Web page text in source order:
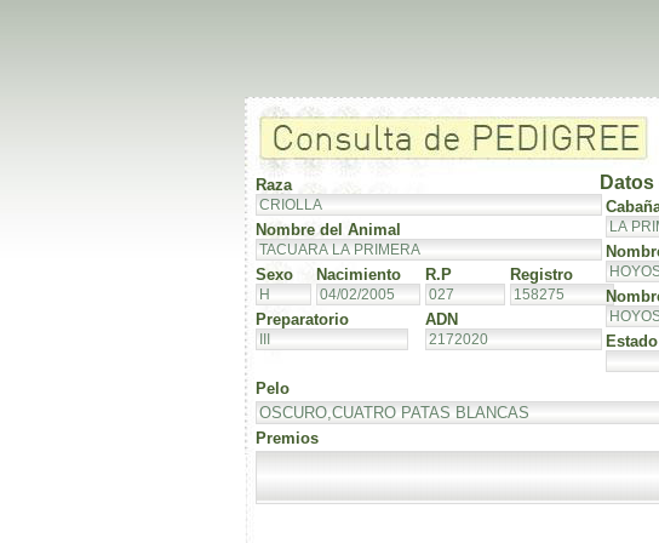
Raza
Nombre del Animal
Sexo Nacimiento R.P Registro
Preparatorio ADN
Estado
Pelo
Premios